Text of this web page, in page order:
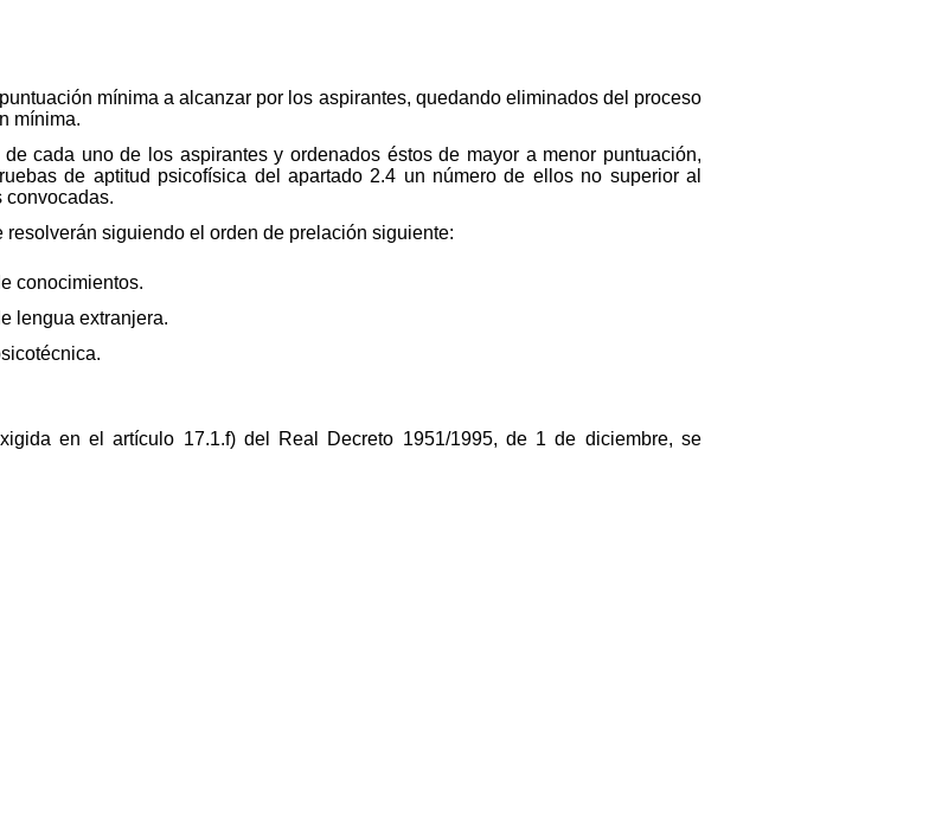
mínima a alcanzar por los aspirantes, quedando eliminados del proceso
mínima.
cada uno de los aspirantes y ordenados éstos de mayor a menor puntuación,
de aptitud psicofísica del apartado 2.4 un número de ellos no superior al
convocadas.
siguiendo el orden de prelación siguiente:
conocimientos.
lengua extranjera.
en el artículo 17.1.f) del Real Decreto 1951/1995, de 1 de diciembre, se